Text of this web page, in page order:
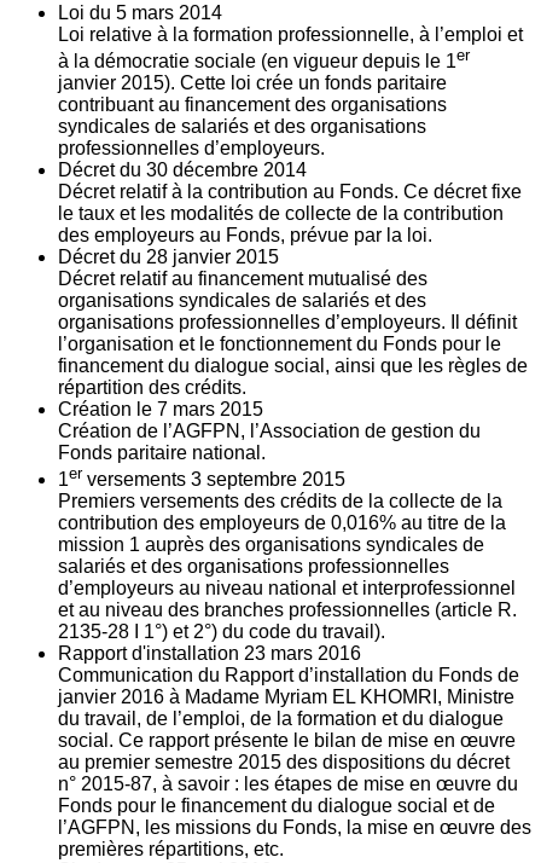
Loi du 5 mars 2014
Loi relative à la formation professionnelle, à l’emploi et
à la démocratie sociale (en vigueur depuis le 1er
janvier 2015). Cette loi crée un fonds paritaire
contribuant au financement des organisations
syndicales de salariés et des organisations
professionnelles d’employeurs.
Décret du 30 décembre 2014
Décret relatif à la contribution au Fonds. Ce décret fixe
le taux et les modalités de collecte de la contribution
des employeurs au Fonds, prévue par la loi.
Décret du 28 janvier 2015
Décret relatif au financement mutualisé des
organisations syndicales de salariés et des
organisations professionnelles d’employeurs. Il définit
l’organisation et le fonctionnement du Fonds pour le
financement du dialogue social, ainsi que les règles de
répartition des crédits.
Création le 7 mars 2015
Création de l’AGFPN, l’Association de gestion du
Fonds paritaire national.
1er versements 3 septembre 2015
Premiers versements des crédits de la collecte de la
contribution des employeurs de 0,016% au titre de la
mission 1 auprès des organisations syndicales de
salariés et des organisations professionnelles
d’employeurs au niveau national et interprofessionnel
et au niveau des branches professionnelles (article R.
2135‐28 I 1°) et 2°) du code du travail).
Rapport d'installation 23 mars 2016
Communication du Rapport d’installation du Fonds de
janvier 2016 à Madame Myriam EL KHOMRI, Ministre
du travail, de l’emploi, de la formation et du dialogue
social. Ce rapport présente le bilan de mise en œuvre
au premier semestre 2015 des dispositions du décret
n° 2015-87, à savoir : les étapes de mise en œuvre du
Fonds pour le financement du dialogue social et de
l’AGFPN, les missions du Fonds, la mise en œuvre des
premières répartitions, etc.